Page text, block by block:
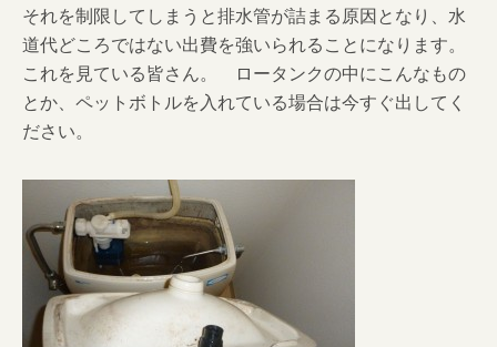
それを制限してしまうと排水管が詰まる原因となり、水
道代どころではない出費を強いられることになります。
これを見ている皆さん。 ロータンクの中にこんなもの
とか、ペットボトルを入れている場合は今すぐ出してく
ださい。